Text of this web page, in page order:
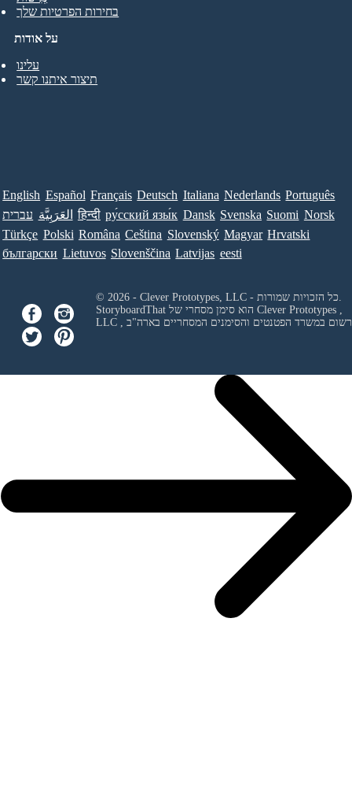
על אודות
עלינו
תיצור איתנו קשר
בחירות הפרטיות שלך
English Español Français Deutsch Italiana Nederlands Português
עברית العَرَبِيَّة हिन्दी ру́сский язы́к Dansk Svenska Suomi Norsk
Türkçe Polski Româna Ceština Slovenský Magyar Hrvatski
български Lietuvos Slovenščina Latvijas eesti
© 2026 - Clever Prototypes, LLC - כל הזכויות שמורות.
Clever Prototypes ,
LLC
ורשום במשרד הפטנטים והסימנים המסחריים בארה"ב